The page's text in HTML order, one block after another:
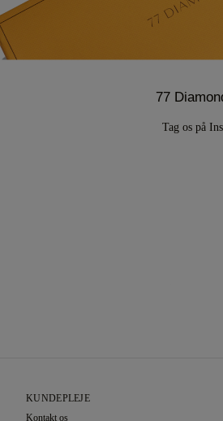
77
Tag os på
KUNDEPLEJE
Kontakt os